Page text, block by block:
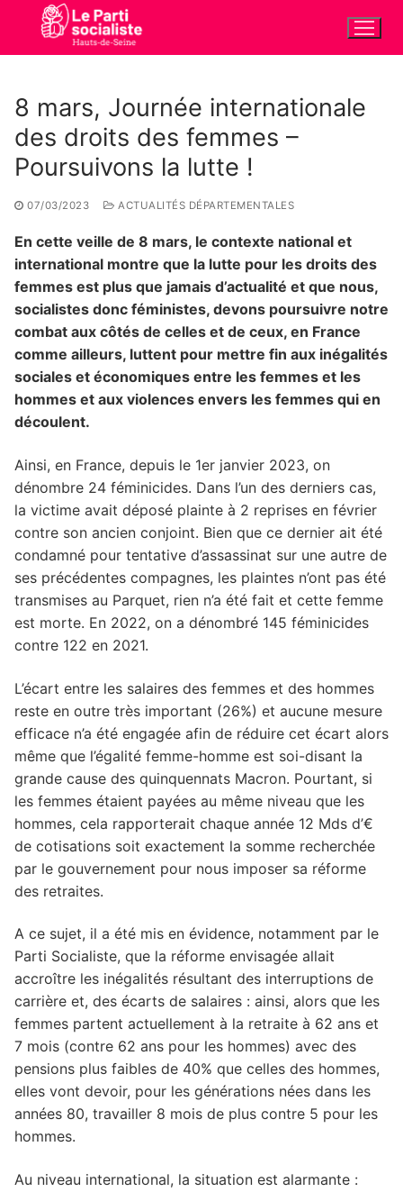
contenu
8 mars, Journée internationale
des droits des femmes –
Poursuivons la lutte !
07/03/2023 ACTUALITÉS DÉPARTEMENTALES
En cette veille de 8 mars, le contexte national et
international montre que la lutte pour les droits des
femmes est plus que jamais d’actualité et que nous,
socialistes donc féministes, devons poursuivre notre
combat aux côtés de celles et de ceux, en France
comme ailleurs, luttent pour mettre fin aux inégalités
sociales et économiques entre les femmes et les
hommes et aux violences envers les femmes qui en
découlent.
Ainsi, en France, depuis le 1er janvier 2023, on
dénombre 24 féminicides. Dans l’un des derniers cas,
la victime avait déposé plainte à 2 reprises en février
contre son ancien conjoint. Bien que ce dernier ait été
condamné pour tentative d’assassinat sur une autre de
ses précédentes compagnes, les plaintes n’ont pas été
transmises au Parquet, rien n’a été fait et cette femme
est morte. En 2022, on a dénombré 145 féminicides
contre 122 en 2021.
L’écart entre les salaires des femmes et des hommes
reste en outre très important (26%) et aucune mesure
efficace n’a été engagée afin de réduire cet écart alors
même que l’égalité femme-homme est soi-disant la
grande cause des quinquennats Macron. Pourtant, si
les femmes étaient payées au même niveau que les
hommes, cela rapporterait chaque année 12 Mds d’€
de cotisations soit exactement la somme recherchée
par le gouvernement pour nous imposer sa réforme
des retraites.
A ce sujet, il a été mis en évidence, notamment par le
Parti Socialiste, que la réforme envisagée allait
accroître les inégalités résultant des interruptions de
carrière et, des écarts de salaires : ainsi, alors que les
femmes partent actuellement à la retraite à 62 ans et
7 mois (contre 62 ans pour les hommes) avec des
pensions plus faibles de 40% que celles des hommes,
elles vont devoir, pour les générations nées dans les
années 80, travailler 8 mois de plus contre 5 pour les
hommes.
Au niveau international, la situation est alarmante :